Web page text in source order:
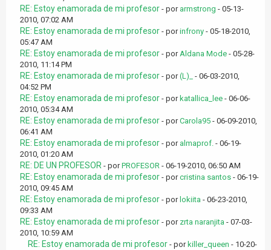
RE: Estoy enamorada de mi profesor - por armstrong - 05-13-
2010, 07:02 AM
RE: Estoy enamorada de mi profesor - porinfrony - 05-18-2010,
05:47 AM
RE: Estoy enamorada de mi profesor - porAldana Mode - 05-28-
2010, 11:14 PM
RE: Estoy enamorada de mi profesor - por(L)_
- 06-03-2010,
04:52 PM
RE: Estoy enamorada de mi profesor - por katallica_lee - 06-06-
2010, 05:34 AM
RE: Estoy enamorada de mi profesor - porCarola95 - 06-09-2010,
06:41 AM
RE: Estoy enamorada de mi profesor - por almaprof. - 06-19-
2010, 01:20 AM
RE: DE UN PROFESOR - porPROFESOR - 06-19-2010, 06:50 AM
RE: Estoy enamorada de mi profesor - porcristina santos - 06-19-
2010, 09:45 AM
RE: Estoy enamorada de mi profesor - por lokiita - 06-23-2010,
09:33 AM
RE: Estoy enamorada de mi profesor - por zrta naranjita - 07-03-
2010, 10:59 AM
RE: Estoy enamorada de mi profesor - por killer_queen - 10-20-